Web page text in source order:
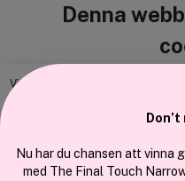
Denna
Vi använder enhetsidentifierare
och annan information från din
och analysföretag som vi
Cocopanda.se
Nu har du chansen att vinna
med The Final Touch